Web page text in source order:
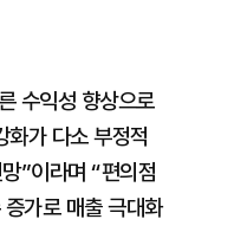
수익성 향상으로
화가 다소 부정적
”이라며 “편의점
가로 매출 극대화